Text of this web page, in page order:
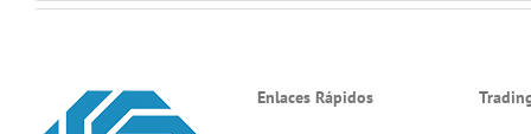
Enlaces Rápidos